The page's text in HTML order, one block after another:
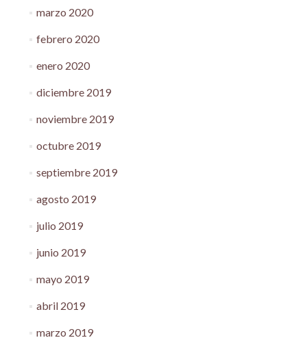
marzo 2020
febrero 2020
enero 2020
diciembre 2019
noviembre 2019
octubre 2019
septiembre 2019
agosto 2019
julio 2019
junio 2019
mayo 2019
abril 2019
marzo 2019